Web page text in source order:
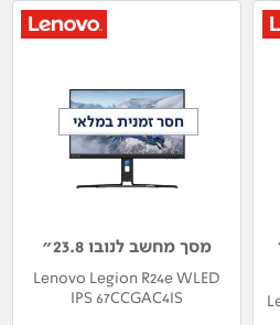
חסר זמנית במלאי
חסר זמנית במלאי
מסך מחשב לנובו 23.8"
Lenovo Legion R24e WLED
IPS 67CCGAC4IS